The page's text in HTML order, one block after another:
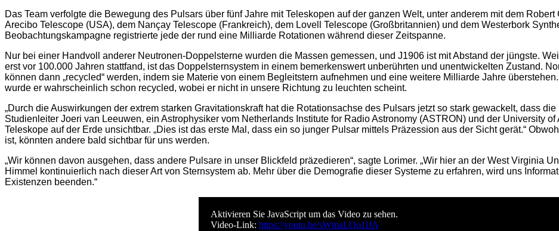
Das Team verfolgte die Bewegung des Pulsars über fünf Jahre mit Teleskopen auf der ganzen Welt, unter anderem mit dem
Arecibo Telescope (USA), dem Nançay Telescope (Frankreich), dem Lovell Telescope (Großbritannien) und dem Westerbork
Beobachtungskampagne registrierte jede der rund eine Milliarde Rotationen während dieser Zeitspanne.
Nur bei einer Handvoll anderer Neutronen-Doppelsterne wurden die Massen gemessen, und J1906 ist mit Abstand der jüngste.
erst vor 100.000 Jahren stattfand, ist das Doppelsternsystem in einem bemerkenswert unberührten und unentwickelten Zustand.
können dann „recycled“ werden, indem sie Materie von einem Begleitstern aufnehmen und eine weitere Milliarde Jahre
wurde er wahrscheinlich schon recycled, wobei er nicht in unsere Richtung zu leuchten scheint.
„Durch die Auswirkungen der extrem starken Gravitationskraft hat die Rotationsachse des Pulsars jetzt so stark gewackelt, dass
Studienleiter Joeri van Leeuwen, ein Astrophysiker vom Netherlands Institute for Radio Astronomy (ASTRON) und der University
Teleskope auf der Erde unsichtbar. „Dies ist das erste Mal, dass ein so junger Pulsar mittels Präzession aus der Sicht gerät.“
ist, könnten andere bald sichtbar für uns werden.
„Wir können davon ausgehen, dass andere Pulsare in unser Blickfeld präzedieren“, sagte Lorimer. „Wir hier an der West Virginia
Himmel kontinuierlich nach dieser Art von Sternsystem ab. Mehr über die Demografie dieser Systeme zu erfahren, wird uns
Existenzen beenden.“
Aktivieren Sie JavaScript um das Video zu sehen.
Video-Link: https://youtu.be/sWmaLQo1lJA